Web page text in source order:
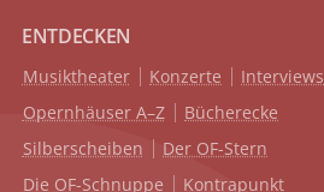
ENTDECKEN
Musiktheater Konzerte
Interviews
Opernhäuser A–Z
Bücherecke
Silberscheiben
Der OF-Stern
Die OF-Schnuppe
Kontrapunkt